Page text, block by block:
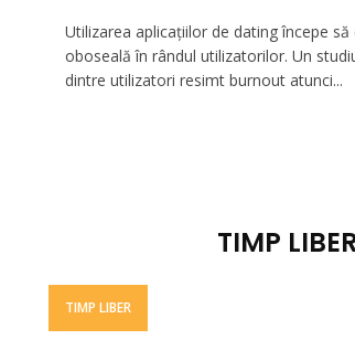
Utilizarea aplicațiilor de dating începe
oboseală în rândul utilizatorilor. Un
dintre utilizatori resimt burnout atunci...
TIMP
TIMP LIBER